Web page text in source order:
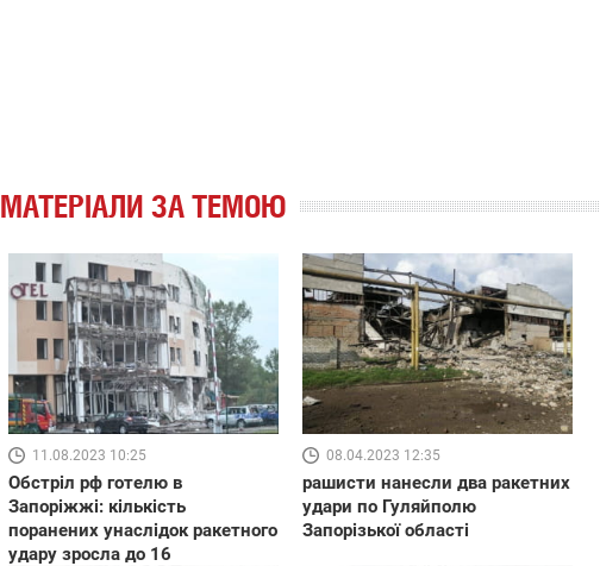
МАТЕРІАЛИ ЗА ТЕМОЮ
11.08.2023 10:25
Обстріл рф готелю в
Запоріжжі: кількість
поранених унаслідок ракетного
удару зросла до 16
08.04.2023 12:35
рашисти нанесли два ракетних
удари по Гуляйполю
Запорізької області